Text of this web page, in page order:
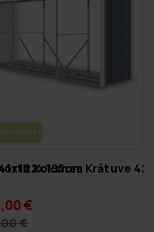
BEZ­MAK­SAS PIE­GĀ­DE
Koksnes Krātuve
€
€